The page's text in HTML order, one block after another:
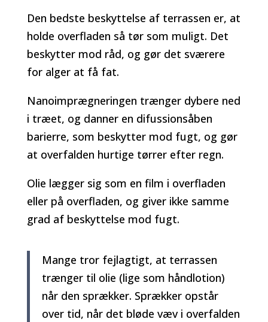
Den bedste beskyttelse af terrassen er, at
holde overfladen så tør som muligt. Det
beskytter mod råd, og gør det sværere
for alger at få fat.
Nanoimprægneringen trænger dybere ned
i træet, og danner en difussionsåben
barierre, som beskytter mod fugt, og gør
at overfalden hurtige tørrer efter regn.
Olie lægger sig som en film i overfladen
eller på overfladen, og giver ikke samme
grad af beskyttelse mod fugt.
Mange tror fejlagtigt, at terrassen
trænger til olie (lige som håndlotion)
når den sprækker. Sprækker opstår
over tid, når det bløde væv i overfalden